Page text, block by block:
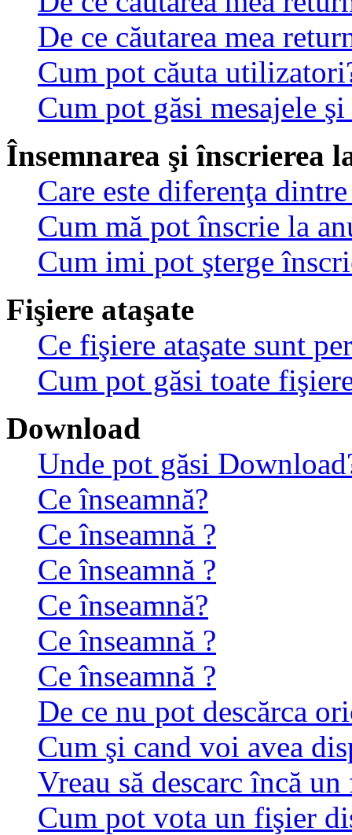
De ce căutarea mea
Cum pot căuta
Cum pot găsi mesajele
Însemnarea şi înscrierea
Care este diferenţa
Cum mă pot înscrie la
Cum imi pot şterge
Fişiere ataşate
Ce fişiere ataşate sunt
Cum pot găsi toate
Download
Unde pot găsi
Ce înseamnă?
Ce înseamnă ?
Ce înseamnă ?
Ce înseamnă?
Ce înseamnă ?
Ce înseamnă ?
De ce nu pot descărca
Cum şi cand voi avea
Vreau să descarc încă
Cum pot vota un fişier